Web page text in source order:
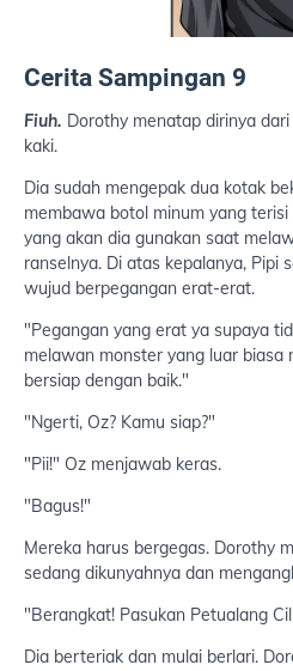
Cerita Sampingan 9
Fiuh. Dorothy menatap dirinya
kaki.
Dia sudah mengepak dua kotak
membawa botol minum yang
yang akan dia gunakan saat
ranselnya. Di atas kepalanya, Pipi
wujud berpegangan erat-erat.
"Pegangan yang erat ya supaya
melawan monster yang luar biasa
bersiap dengan baik."
"Ngerti, Oz? Kamu siap?"
"Pii!" Oz menjawab keras.
"Bagus!"
Mereka harus bergegas. Dorothy
sedang dikunyahnya dan
"Berangkat! Pasukan Petualang
Dia berteriak dan mulai berlari.